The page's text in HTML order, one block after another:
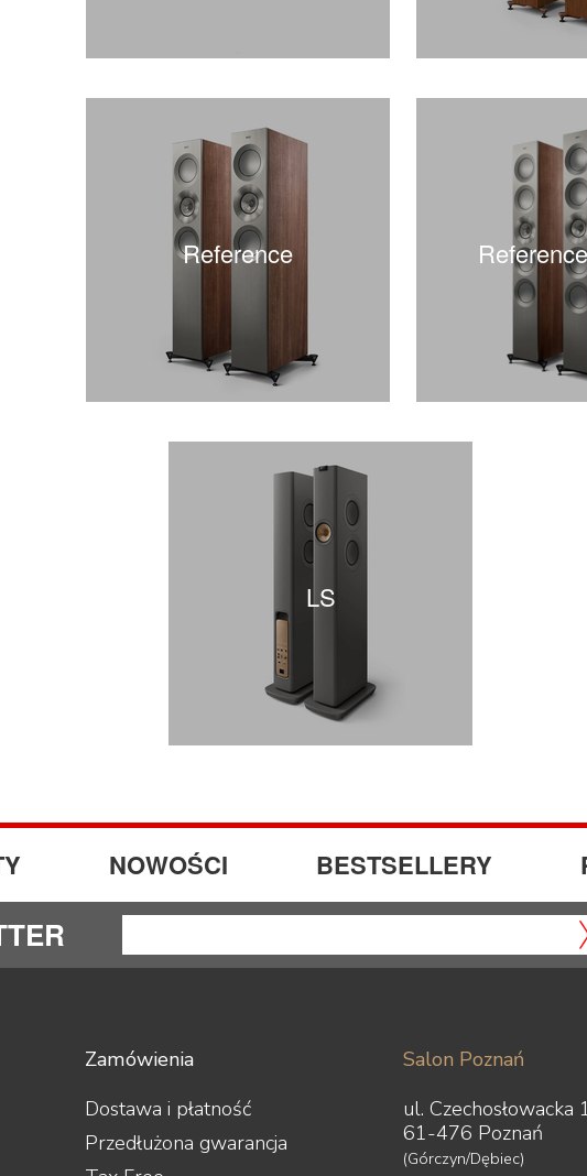
Reference
LS
NOWOŚCI BESTSELLERY
Zamówienia
Dostawa i płatność
Przedłużona gwarancja
Salon Poznań
ul. Czechosłowacka
61-476 Poznań
(Górczyn/Dębiec)